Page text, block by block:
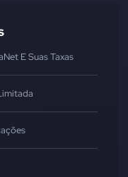
E Suas Taxas